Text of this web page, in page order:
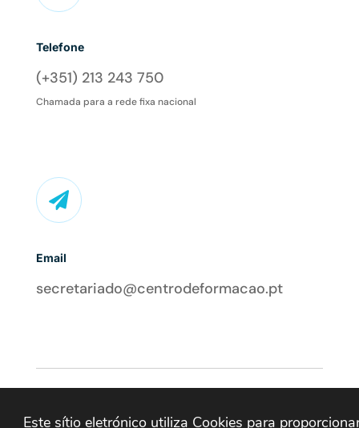
Telefone
(+351) 213 243 750
Chamada para a rede fixa nacional

Email
secretariado@centrodeformacao.pt
Este sítio eletrónico utiliza Cookies para